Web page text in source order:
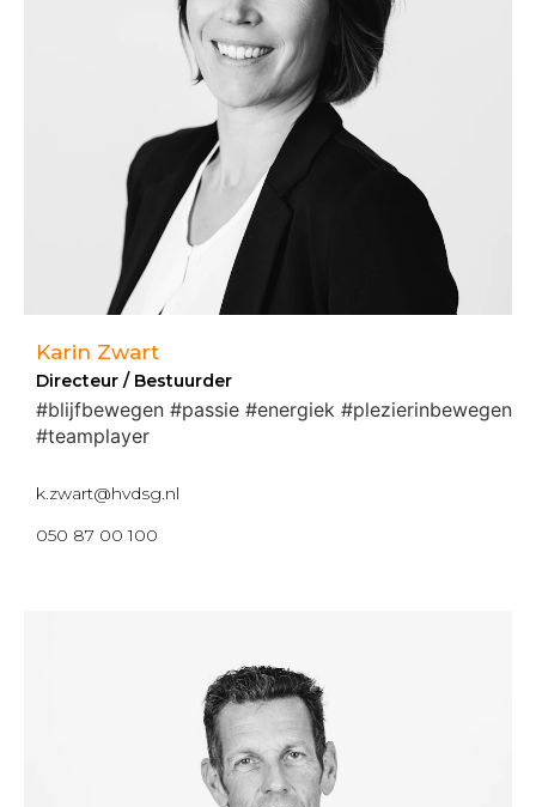
Karin Zwart
Directeur / Bestuurder
#blijfbewegen #passie #energiek #plezierinbewegen
#teamplayer
k.zwart@hvdsg.nl
050 87 00 100